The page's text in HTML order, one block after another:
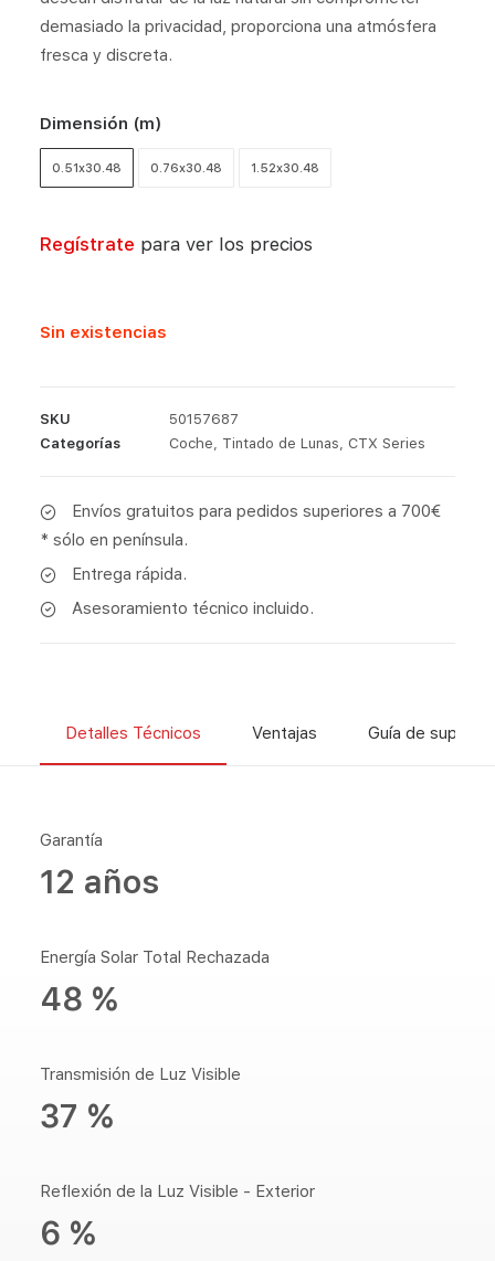
demasiado la privacidad, proporciona una atmósfera
fresca y discreta.
Dimensión (m)
0.51x30.48 0.76x30.48 1.52x30.48
Regístrate para ver los precios
Sin existencias
SKU
50157687
Categorías
Coche, Tintado de Lunas, CTX Series
Envíos gratuitos para pedidos superiores a 700€
* sólo en península.
Entrega rápida.
Asesoramiento técnico incluido.
Detalles Técnicos Ventajas Guía de
Garantía
12 años
Energía Solar Total Rechazada
48 %
Transmisión de Luz Visible
37 %
Reflexión de la Luz Visible - Exterior
6 %